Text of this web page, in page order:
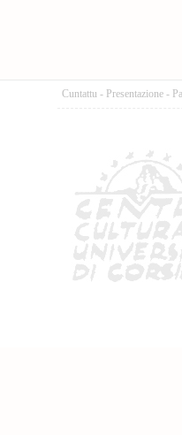
Cuntattu - Presentazione -